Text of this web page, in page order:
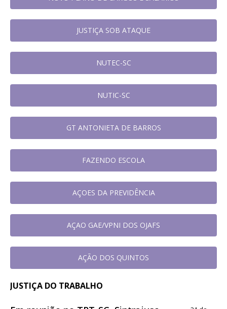
JUSTIÇA SOB ATAQUE
NUTEC-SC
NUTIC-SC
GT ANTONIETA DE BARROS
FAZENDO ESCOLA
AÇOES DA PREVIDÊNCIA
AÇAO GAE/VPNI DOS OJAFS
AÇÃO DOS QUINTOS
JUSTIÇA DO TRABALHO